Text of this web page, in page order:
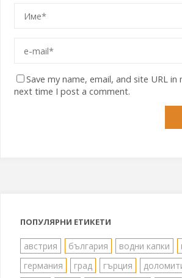
Save my name, email, and site URL
next time I post a comment.
ПОПУЛЯРНИ ЕТИКЕТИ
австрия българия водни капки
германия
град гърция